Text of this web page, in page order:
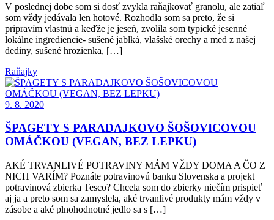
V poslednej dobe som si dosť zvykla raňajkovať granolu, ale zatiaľ
som vždy jedávala len hotové. Rozhodla som sa preto, že si
pripravím vlastnú a keďže je jeseň, zvolila som typické jesenné
lokálne ingrediencie- sušené jablká, vlašské orechy a med z našej
dediny, sušené hrozienka, […]
Raňajky
9. 8. 2020
ŠPAGETY S PARADAJKOVO ŠOŠOVICOVOU
OMÁČKOU (VEGAN, BEZ LEPKU)
AKÉ TRVANLIVÉ POTRAVINY MÁM VŽDY DOMA A ČO Z
NICH VARÍM? Poznáte potravinovú banku Slovenska a projekt
potravinová zbierka Tesco? Chcela som do zbierky niečím prispieť
aj ja a preto som sa zamyslela, aké trvanlivé produkty mám vždy v
zásobe a aké plnohodnotné jedlo sa s […]